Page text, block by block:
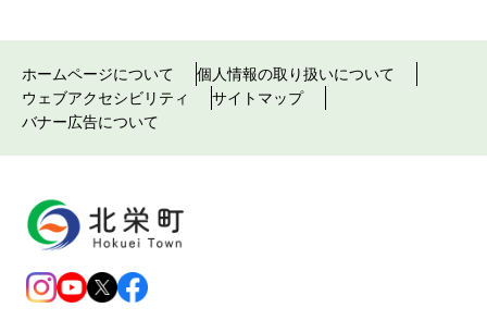
ホームページについて
個人情報の取り扱いについて
ウェブアクセシビリティ
サイトマップ
バナー広告について